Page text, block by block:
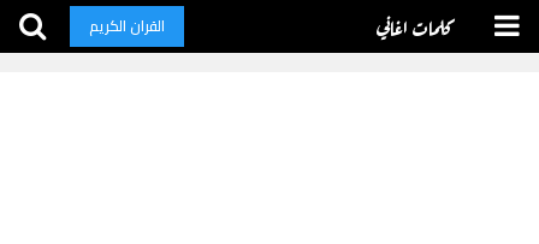
كلمات اغاني القران الكريم